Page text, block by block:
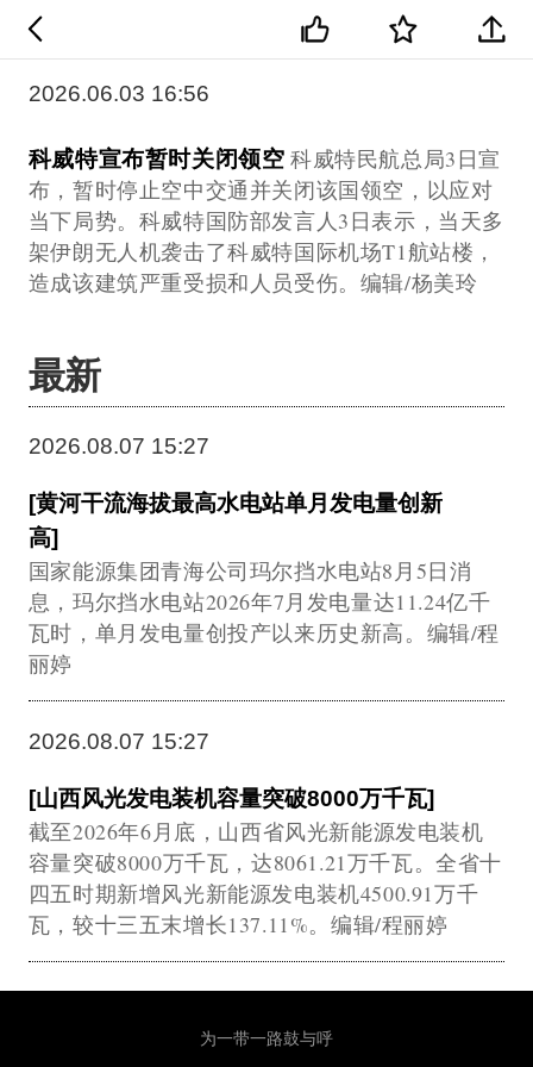
2026.06.03 16:56
科威特宣布暂时关闭领空 科威特民航总局3日宣
布，暂时停止空中交通并关闭该国领空，以应对
当下局势。科威特国防部发言人3日表示，当天多
架伊朗无人机袭击了科威特国际机场T1航站楼，
造成该建筑严重受损和人员受伤。编辑/杨美玲
最新
2026.08.07 15:27
[黄河干流海拔最高水电站单月发电量创新
高]
国家能源集团青海公司玛尔挡水电站8月5日消
息，玛尔挡水电站2026年7月发电量达11.24亿千
瓦时，单月发电量创投产以来历史新高。编辑/程
丽婷
2026.08.07 15:27
[山西风光发电装机容量突破8000万千瓦]
截至2026年6月底，山西省风光新能源发电装机
容量突破8000万千瓦，达8061.21万千瓦。全省十
四五时期新增风光新能源发电装机4500.91万千
瓦，较十三五末增长137.11%。编辑/程丽婷
为一带一路鼓与呼